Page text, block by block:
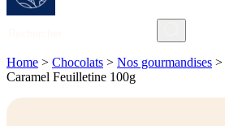
Home > Chocolats > Nos gourmandises >
Caramel Feuilletine 100g